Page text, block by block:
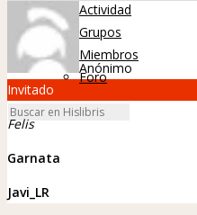
Actividad
Grupos
Miembros
Foro
Anónimo
Invitado
Felis
Garnata
Javi_LR